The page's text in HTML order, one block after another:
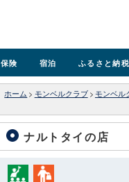
保険 宿泊 ふるさと納税
ホーム > モンベルクラブ > モンベル
ナルトタイの店